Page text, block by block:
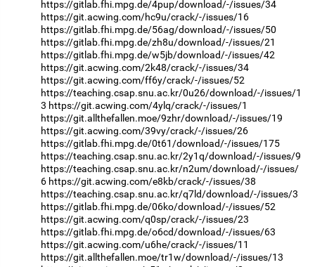
https://gitlab.fhi.mpg.de/4pup/download/-/issues/34
https://git.acwing.com/hc9u/crack/-/issues/16
https://gitlab.fhi.mpg.de/56ag/download/-/issues/50
https://gitlab.fhi.mpg.de/zh8u/download/-/issues/21
https://gitlab.fhi.mpg.de/w5jb/download/-/issues/42
https://git.acwing.com/2k48/crack/-/issues/34
https://git.acwing.com/ff6y/crack/-/issues/52
https://teaching.csap.snu.ac.kr/0u26/download/-/issues/1
3 https://git.acwing.com/4ylq/crack/-/issues/1
https://git.allthefallen.moe/9zhr/download/-/issues/19
https://git.acwing.com/39vy/crack/-/issues/26
https://gitlab.fhi.mpg.de/0t61/download/-/issues/175
https://teaching.csap.snu.ac.kr/2y1q/download/-/issues/9
https://teaching.csap.snu.ac.kr/n2um/download/-/issues/
6 https://git.acwing.com/e8kb/crack/-/issues/38
https://teaching.csap.snu.ac.kr/q7ld/download/-/issues/3
https://gitlab.fhi.mpg.de/06ko/download/-/issues/52
https://git.acwing.com/q0sp/crack/-/issues/23
https://gitlab.fhi.mpg.de/o6cd/download/-/issues/63
https://git.acwing.com/u6he/crack/-/issues/11
https://git.allthefallen.moe/tr1w/download/-/issues/13